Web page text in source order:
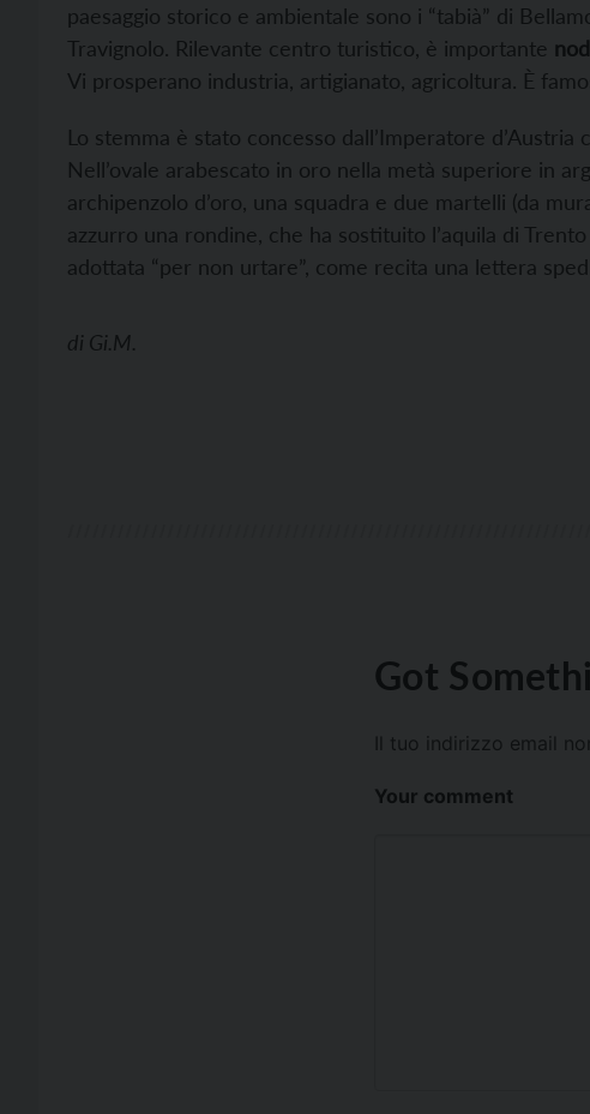
paesaggio storico e ambientale sono i “tabià” di
Travignolo. Rilevante centro turistico, è importante
Vi prosperano industria, artigianato, agricoltura. È
Lo stemma è stato concesso dall’Imperatore
Nell’ovale arabescato in oro nella metà superiore in
archipenzolo d’oro, una squadra e due martelli (da
azzurro una rondine, che ha sostituito l’aquila di
adottata “per non urtare”, come recita una lettera
di Gi.M.
Got
Il tuo indirizzo email
Your comment